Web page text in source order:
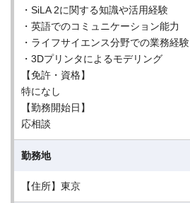
・SiLA 2に関する知識や活用経験
・英語でのコミュニケーション能力
・ライフサイエンス分野での業務経験
・3Dプリンタによるモデリング
【免許・資格】
特になし
【勤務開始日】
応相談
勤務地
【住所】東京